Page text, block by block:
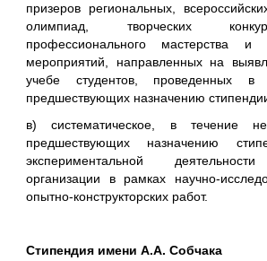
призеров региональных,
олимпиад, творческих
профессионального мастерства и
мероприятий, направленных на
учебе студентов, проведенных
предшествующих назначению
в) систематическое, в течение
предшествующих назначению
экспериментальной
организации в рамках научно-
опытно-конструкторских работ.
Стипендия имени А.А. Собчака